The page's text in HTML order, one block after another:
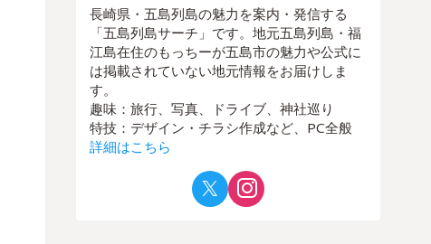
長崎県・五島列島の魅力を案内・発信する
「五島列島サーチ」です。地元五島列島・福
江島在住のもっちーが五島市の魅力や公式に
は掲載されていない地元情報をお届けしま
す。
趣味：旅行、写真、ドライブ、神社巡り
特技：デザイン・チラシ作成など、PC全般
詳細はこちら